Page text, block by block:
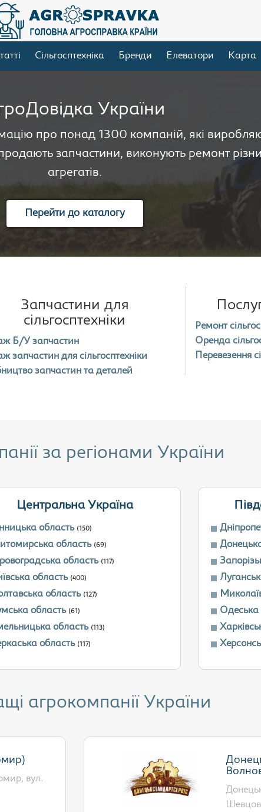
Сільгосптехніка Бренди Елеватори Карта
України
про понад 1300 компаній, які
продають запчастини, виконують ремонт
агрегатів.
Перейти до каталогу
Запчастини для
сільгосптехніки
Б/У запчастин
запчастин для сільгосптехніки
запчастин та деталей
Ремонт
Оренда
Перевезення
за регіонами України
Центральна Україна
область (150)
область (69)
область (117)
область (400)
область (127)
область (61)
область (113)
область (117)
Одеська
агрокомпанії України
вул.